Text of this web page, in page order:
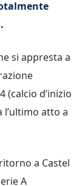
si appresta a
(calcio d’inizio
l’ultimo atto a
a Castel
A